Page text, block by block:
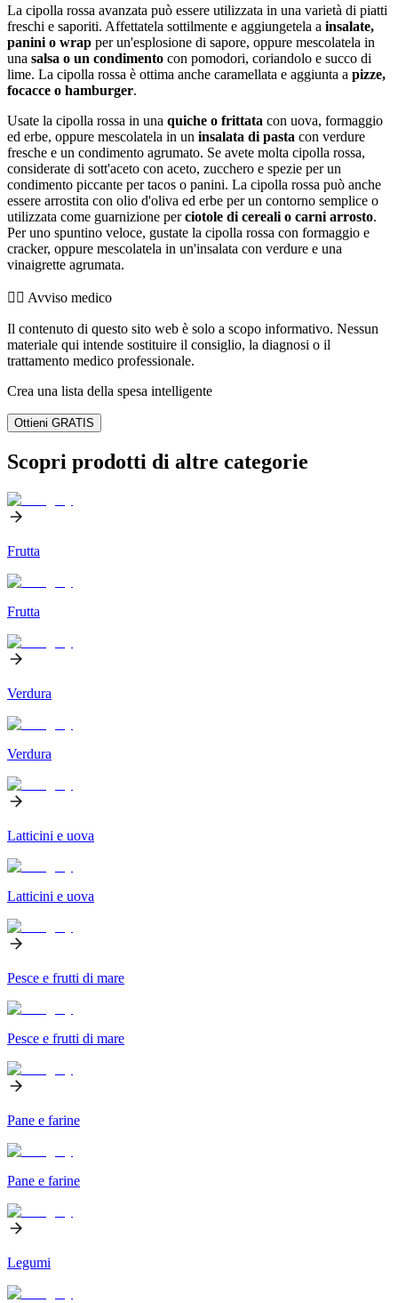
La cipolla rossa avanzata può essere utilizzata in una varietà di piatti
freschi e saporiti. Affettatela sottilmente e aggiungetela a insalate,
panini o wrap per un'esplosione di sapore, oppure mescolatela in
una salsa o un condimento con pomodori, coriandolo e succo di
lime. La cipolla rossa è ottima anche caramellata e aggiunta a pizze,
focacce o hamburger.
Usate la cipolla rossa in una quiche o frittata con uova, formaggio
ed erbe, oppure mescolatela in un insalata di pasta con verdure
fresche e un condimento agrumato. Se avete molta cipolla rossa,
considerate di sott'aceto con aceto, zucchero e spezie per un
condimento piccante per tacos o panini. La cipolla rossa può anche
essere arrostita con olio d'oliva ed erbe per un contorno semplice o
utilizzata come guarnizione perciotole di cereali o carni arrosto.
Per uno spuntino veloce, gustate la cipolla rossa con formaggio e
cracker, oppure mescolatela in un'insalata con verdure e una
vinaigrette agrumata.
👨‍⚕️️ Avviso medico
Il contenuto di questo sito web è solo a scopo informativo. Nessun
materiale qui intende sostituire il consiglio, la diagnosi o il
trattamento medico professionale.
Crea una lista della spesa intelligente
Ottieni GRATIS
Scopri prodotti di altre categorie
Frutta
Frutta
Verdura
Verdura
Latticini e uova
Latticini e uova
Pesce e frutti di mare
Pesce e frutti di mare
Pane e farine
Pane e farine
Legumi